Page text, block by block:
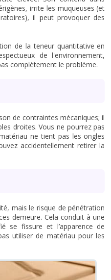
irrite les muqueuses (et
il peut provoquer des
de la teneur quantitative en
de l'environnement,
complètement le problème.
de contraintes mécaniques; il
droites. Vous ne pourrez pas
ne tient pas les ongles
accidentellement retirer la
mais le risque de pénétration
demeure. Cela conduit à une
se fissure et l’apparence de
utiliser de matériau pour les